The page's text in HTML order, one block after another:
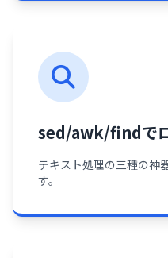
sed/awk/findで
テキスト処理の三種の神
す。